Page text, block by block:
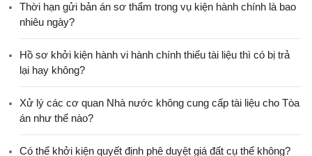
Thời hạn gửi bản án sơ thẩm trong vụ kiện hành chính là bao
nhiêu ngày?
Hồ sơ khởi kiện hành vi hành chính thiếu tài liệu thì có bị trả
lại hay không?
Xử lý các cơ quan Nhà nước không cung cấp tài liệu cho Tòa
án như thế nào?
Có thể khởi kiện quyết định phê duyệt giá đất cụ thể không?